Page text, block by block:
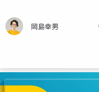
岡島幸男